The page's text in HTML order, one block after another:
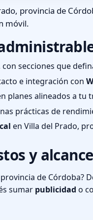
provincia de
móvil.
secciones que
e integración con
planes alineados a tu
prácticas de
en Villa del Prado,
y
de Córdoba?
sumar publicidad o